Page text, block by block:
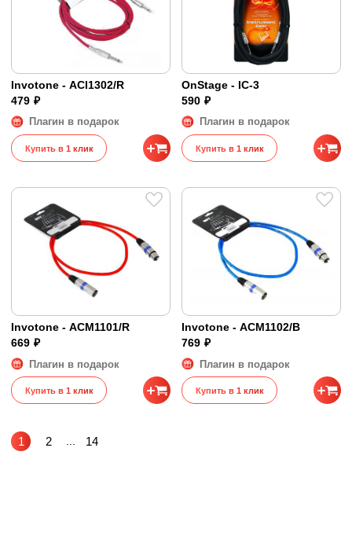
Invotone - ACI1302/R
479 ₽
Плагин в подарок
Купить в 1 клик
OnStage - IC-3
590 ₽
Плагин в подарок
Купить в 1 клик
Invotone - ACM1101/R
669 ₽
Плагин в подарок
Купить в 1 клик
Invotone - ACM1102/B
769 ₽
Плагин в подарок
Купить в 1 клик
1 2 ... 14